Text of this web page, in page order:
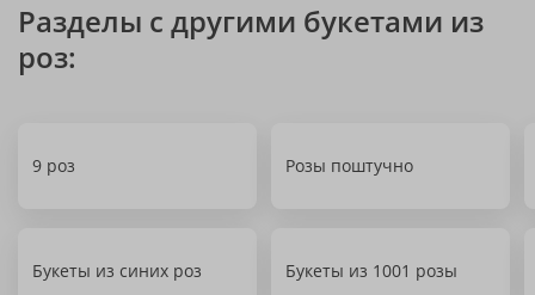
Разделы с другими букетами из
роз:
9 роз Розы поштучно
Букеты из синих роз Букеты из 1001 розы